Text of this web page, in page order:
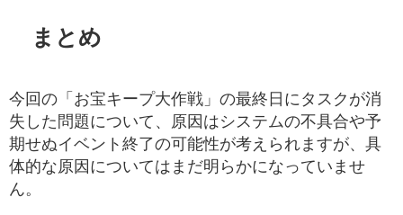
まとめ
今回の「お宝キープ大作戦」の最終日にタスクが消
失した問題について、原因はシステムの不具合や予
期せぬイベント終了の可能性が考えられますが、具
体的な原因についてはまだ明らかになっていませ
ん。